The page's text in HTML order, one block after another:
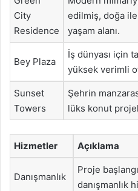
City
Residence
edilmiş, doğa
yaşam alanı.
Bey Plaza
İş dünyası için
yüksek verimli
Sunset
Towers
Şehrin
lüks konut
Hizmetler Açıklama
Danışmanlık
Proje
danışmanlık